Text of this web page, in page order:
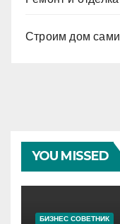
Строим дом сами
YOU MISSED
БИЗНЕС СОВЕТНИК